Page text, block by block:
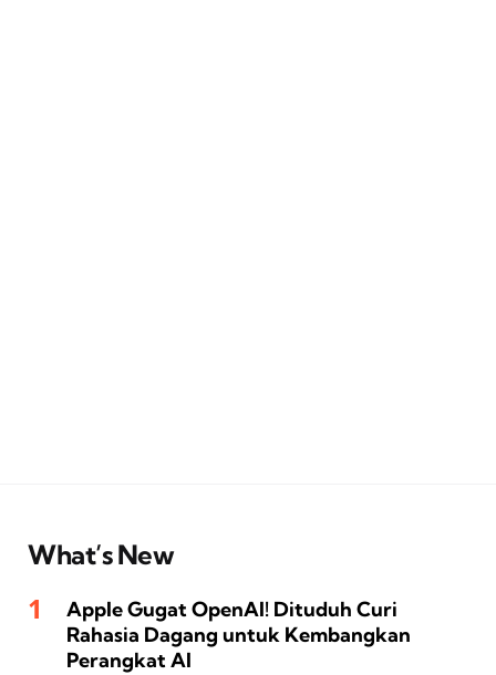
What’s New
Apple Gugat OpenAI! Dituduh Curi
Rahasia Dagang untuk Kembangkan
Perangkat AI